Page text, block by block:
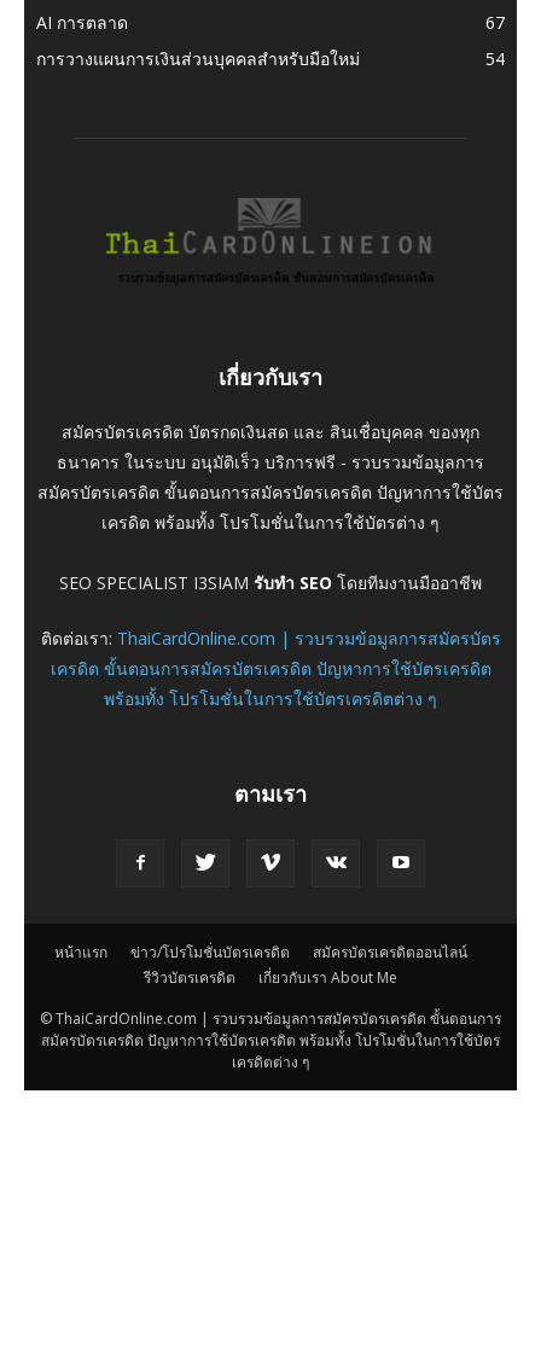
AI การตลาด
67
การวางแผนการเงินส่วนบุคคลสำหรับมือใหม่
54
เกี่ยวกับเรา
สมัครบัตรเครดิต บัตรกดเงินสด และ สินเชื่อบุคคล ของทุก
ธนาคาร ในระบบ อนุมัติเร็ว บริการฟรี - รวบรวมข้อมูลการ
สมัครบัตรเครดิต ขั้นตอนการสมัครบัตรเครดิต ปัญหาการใช้บัตร
เครดิต พร้อมทั้ง โปรโมชั่นในการใช้บัตรต่าง ๆ
SEO SPECIALIST I3SIAM รับทำ SEO โดยทีมงานมืออาชีพ
ติดต่อเรา: ThaiCardOnline.com | รวบรวมข้อมูลการสมัครบัตร
เครดิต ขั้นตอนการสมัครบัตรเครดิต ปัญหาการใช้บัตรเครดิต
พร้อมทั้ง โปรโมชั่นในการใช้บัตรเครดิตต่าง ๆ
ตามเรา
หน้าแรก ข่าว/โปรโมชั่นบัตรเครดิต
สมัครบัตรเครดิตออนไลน์
รีวิวบัตรเครดิต
เกี่ยวกับเรา About Me
© ThaiCardOnline.com | รวบรวมข้อมูลการสมัครบัตรเครดิต ขั้นตอนการ
สมัครบัตรเครดิต ปัญหาการใช้บัตรเครดิต พร้อมทั้ง โปรโมชั่นในการใช้บัตร
เครดิตต่าง ๆ